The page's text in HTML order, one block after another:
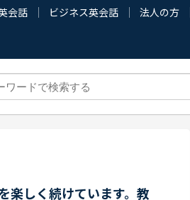
会話 ビジネス英会話 法人の方
楽しく続けています。教